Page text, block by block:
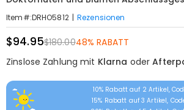
Item#:DRHO5812 | Rezensionen
$94.95$180.0048% RABATT
Zinslose Zahlung mit Klarna oder
10% Rabatt auf 2 Artikel,
15% Rabatt auf 3 Artikel,